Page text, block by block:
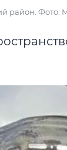
район. Фото: